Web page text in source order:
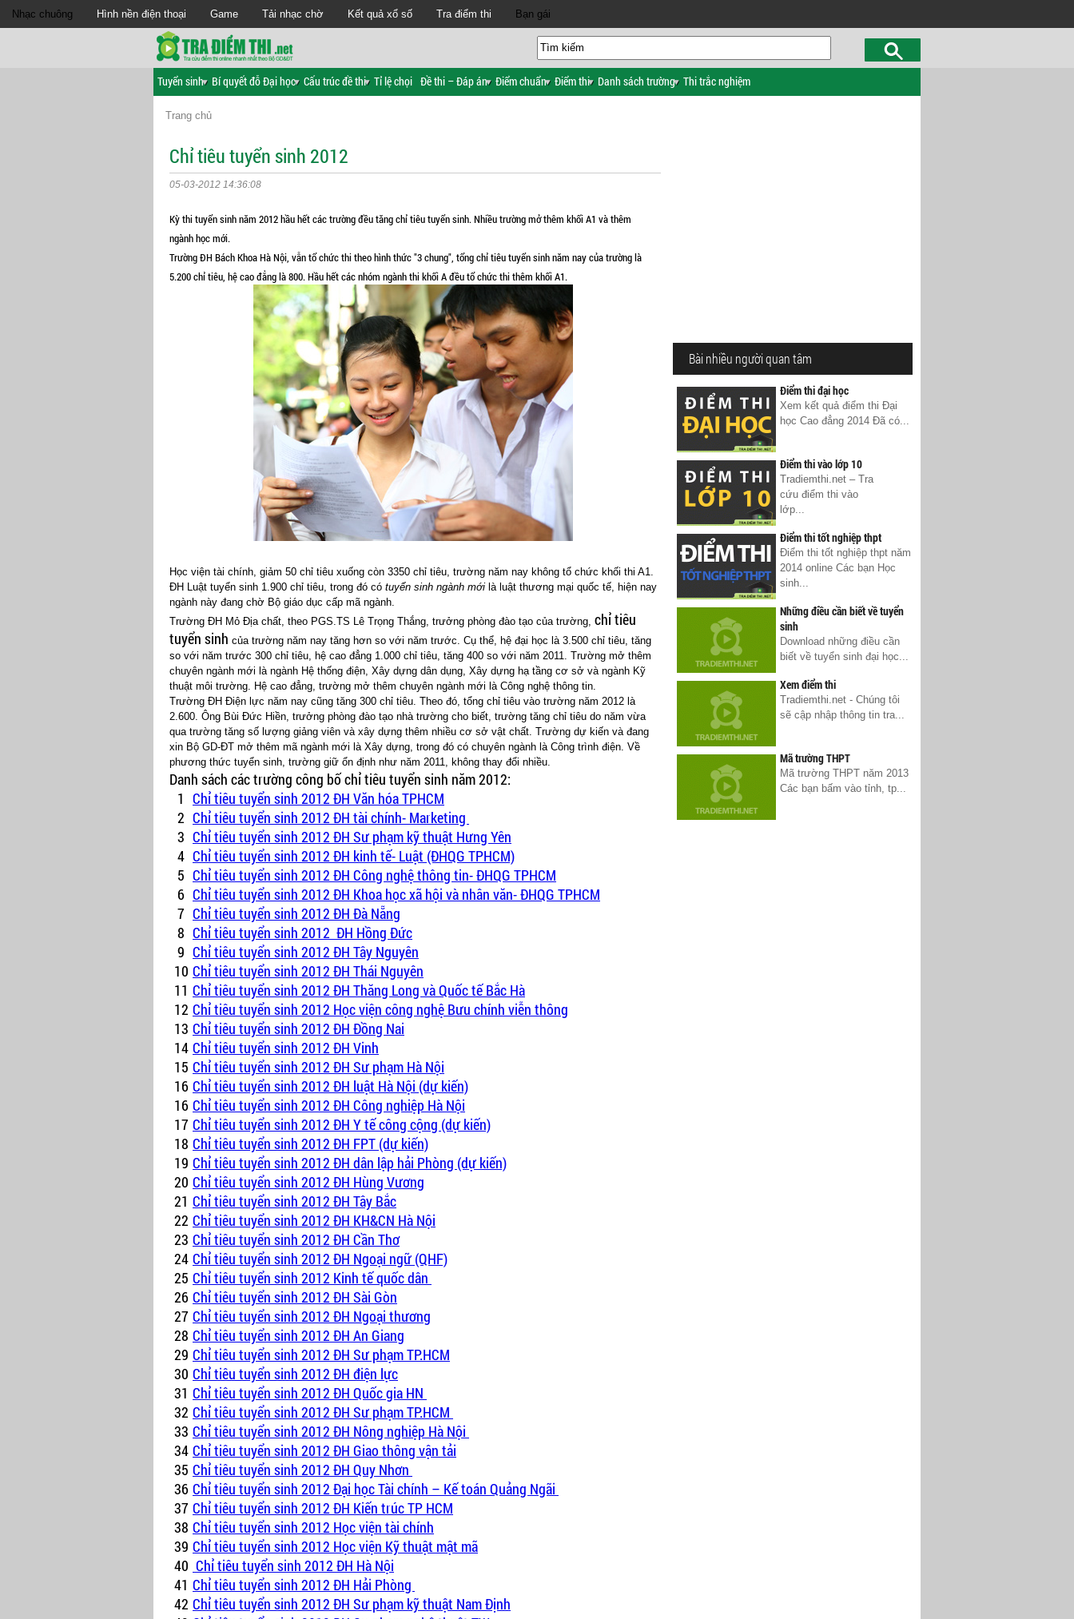
Nhạc chuông Hình nền điện thoại Game Tải nhạc chờ Kết quả xổ số Tra điểm thi Bạn gái
Tuyển sinh Bí quyết đỗ Đại học Cấu trúc đề thi Tỉ lệ chọi Đề thi – Đáp án Điểm chuẩn Điểm thi Danh sách trường Thi trắc nghiệm
Trang chủ
Chỉ tiêu tuyển sinh 2012
05-03-2012 14:36:08
Kỳ thi tuyển sinh năm 2012 hầu hết các trường đều tăng chỉ tiêu tuyển sinh. Nhiều trường mở thêm khối A1 và thêm
ngành học mới.
Trường ĐH Bách Khoa Hà Nội, vẫn tổ chức thi theo hình thức "3 chung", tổng chỉ tiêu tuyển sinh năm nay của trường là
5.200 chỉ tiêu, hệ cao đẳng là 800. Hầu hết các nhóm ngành thi khối A đều tổ chức thi thêm khối A1.
Học viện tài chính, giảm 50 chỉ tiêu xuống còn 3350 chỉ tiêu, trường năm nay không tổ chức khối thi A1.
ĐH Luật tuyển sinh 1.900 chỉ tiêu, trong đó có tuyển sinh ngành mới là luật thương mại quốc tế, hiện nay
ngành này đang chờ Bộ giáo dục cấp mã ngành.
Trường ĐH Mỏ Địa chất, theo PGS.TS Lê Trọng Thắng, trưởng phòng đào tạo của trường, chỉ tiêu
tuyển sinh của trường năm nay tăng hơn so với năm trước. Cụ thể, hệ đại học là 3.500 chỉ tiêu, tăng
so với năm trước 300 chỉ tiêu, hệ cao đẳng 1.000 chỉ tiêu, tăng 400 so với năm 2011. Trường mở thêm
chuyên ngành mới là ngành Hệ thống điện, Xây dựng dân dụng, Xây dựng hạ tầng cơ sở và ngành Kỹ
thuật môi trường. Hệ cao đẳng, trường mở thêm chuyên ngành mới là Công nghệ thông tin.
Trường ĐH Điện lực năm nay cũng tăng 300 chỉ tiêu. Theo đó, tổng chỉ tiêu vào trường năm 2012 là
2.600. Ông Bùi Đức Hiền, trưởng phòng đào tạo nhà trường cho biết, trường tăng chỉ tiêu do năm vừa
qua trường tăng số lượng giảng viên và xây dựng thêm nhiều cơ sở vật chất. Trường dự kiến và đang
xin Bộ GD-ĐT mở thêm mã ngành mới là Xây dựng, trong đó có chuyên ngành là Công trình điện. Về
phương thức tuyển sinh, trường giữ ổn định như năm 2011, không thay đổi nhiều.
Danh sách các trường công bố chỉ tiêu tuyển sinh năm 2012:
1 Chỉ tiêu tuyển sinh 2012 ĐH Văn hóa TPHCM
2 Chỉ tiêu tuyển sinh 2012 ĐH tài chính- Marketing
3 Chỉ tiêu tuyển sinh 2012 ĐH Sư phạm kỹ thuật Hưng Yên
4 Chỉ tiêu tuyển sinh 2012 ĐH kinh tế- Luật (ĐHQG TPHCM)
5 Chỉ tiêu tuyển sinh 2012 ĐH Công nghệ thông tin- ĐHQG TPHCM
6 Chỉ tiêu tuyển sinh 2012 ĐH Khoa học xã hội và nhân văn- ĐHQG TPHCM
7 Chỉ tiêu tuyển sinh 2012 ĐH Đà Nẵng
8 Chỉ tiêu tuyển sinh 2012 ĐH Hồng Đức
9 Chỉ tiêu tuyển sinh 2012 ĐH Tây Nguyên
10 Chỉ tiêu tuyển sinh 2012 ĐH Thái Nguyên
11 Chỉ tiêu tuyển sinh 2012 ĐH Thăng Long và Quốc tế Bắc Hà
12 Chỉ tiêu tuyển sinh 2012 Học viện công nghệ Bưu chính viễn thông
13 Chỉ tiêu tuyển sinh 2012 ĐH Đồng Nai
14 Chỉ tiêu tuyển sinh 2012 ĐH Vinh
15 Chỉ tiêu tuyển sinh 2012 ĐH Sư phạm Hà Nội
16 Chỉ tiêu tuyển sinh 2012 ĐH luật Hà Nội (dự kiến)
16 Chỉ tiêu tuyển sinh 2012 ĐH Công nghiệp Hà Nội
17 Chỉ tiêu tuyển sinh 2012 ĐH Y tế công cộng (dự kiến)
18 Chỉ tiêu tuyển sinh 2012 ĐH FPT (dự kiến)
19 Chỉ tiêu tuyển sinh 2012 ĐH dân lập hải Phòng (dự kiến)
20 Chỉ tiêu tuyển sinh 2012 ĐH Hùng Vương
21 Chỉ tiêu tuyển sinh 2012 ĐH Tây Bắc
22 Chỉ tiêu tuyển sinh 2012 ĐH KH&CN Hà Nội
23 Chỉ tiêu tuyển sinh 2012 ĐH Cần Thơ
24 Chỉ tiêu tuyển sinh 2012 ĐH Ngoại ngữ (QHF)
25 Chỉ tiêu tuyển sinh 2012 Kinh tế quốc dân
26 Chỉ tiêu tuyển sinh 2012 ĐH Sài Gòn
27 Chỉ tiêu tuyển sinh 2012 ĐH Ngoại thương
28 Chỉ tiêu tuyển sinh 2012 ĐH An Giang
29 Chỉ tiêu tuyển sinh 2012 ĐH Sư phạm TP.HCM
30 Chỉ tiêu tuyển sinh 2012 ĐH điện lực
31 Chỉ tiêu tuyển sinh 2012 ĐH Quốc gia HN
32 Chỉ tiêu tuyển sinh 2012 ĐH Sư phạm TP.HCM
33 Chỉ tiêu tuyển sinh 2012 ĐH Nông nghiệp Hà Nội
34 Chỉ tiêu tuyển sinh 2012 ĐH Giao thông vận tải
35 Chỉ tiêu tuyển sinh 2012 ĐH Quy Nhơn
36 Chỉ tiêu tuyển sinh 2012 Đại học Tài chính – Kế toán Quảng Ngãi
37 Chỉ tiêu tuyển sinh 2012 ĐH Kiến trúc TP HCM
38 Chỉ tiêu tuyển sinh 2012 Học viện tài chính
39 Chỉ tiêu tuyển sinh 2012 Học viện Kỹ thuật mật mã
40 Chỉ tiêu tuyển sinh 2012 ĐH Hà Nội
41 Chỉ tiêu tuyển sinh 2012 ĐH Hải Phòng
42 Chỉ tiêu tuyển sinh 2012 ĐH Sư phạm kỹ thuật Nam Định
Bài nhiều người quan tâm
Điểm thi đại học
Xem kết quả điểm thi Đại
học Cao đẳng 2014 Đã có...
Điểm thi vào lớp 10
Tradiemthi.net – Tra
cứu điểm thi vào
lớp...
Điểm thi tốt nghiệp thpt
Điểm thi tốt nghiệp thpt năm
2014 online Các bạn Học
sinh...
Những điều cần biết về tuyển
sinh
Download những điều cần
biết về tuyển sinh đại học...
Xem điểm thi
Tradiemthi.net - Chúng tôi
sẽ cập nhập thông tin tra...
Mã trường THPT
Mã trường THPT năm 2013
Các bạn bấm vào tỉnh, tp...